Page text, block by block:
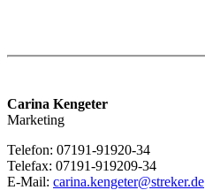
Carina Kengeter
Marketing
Telefon: 07191-91920-34
Telefax: 07191-919209-34
E-Mail: carina.kengeter@streker.de